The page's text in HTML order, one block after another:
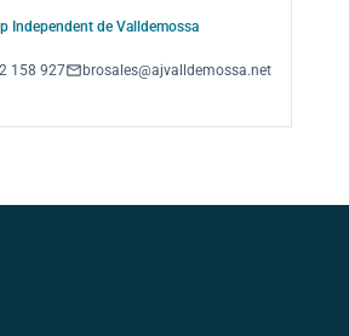
Independent de Valldemossa
158 927emailbrosales@ajvalldemossa.net